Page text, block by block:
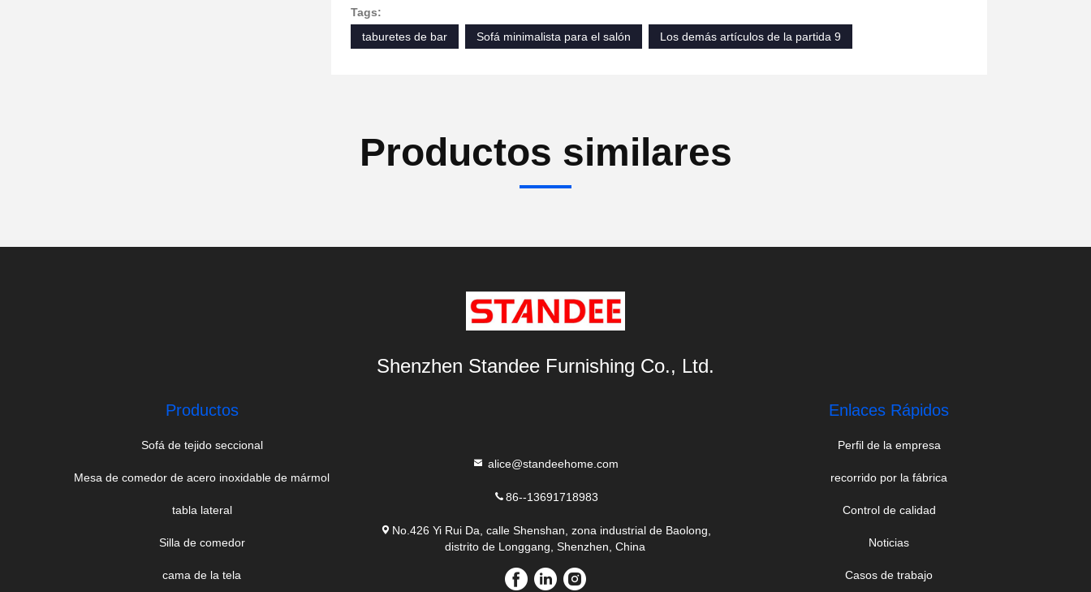
Tags:
taburetes de bar
Sofá minimalista para el salón Los demás artículos de la partida 9
Productos similares
Shenzhen Standee Furnishing Co., Ltd.
Productos
Sofá de tejido seccional
Mesa de comedor de acero inoxidable de mármol
tabla lateral
Silla de comedor
cama de la tela
alice@standeehome.com
86--13691718983
No.426 Yi Rui Da, calle Shenshan, zona industrial de Baolong,
distrito de Longgang, Shenzhen, China
Enlaces Rápidos
Perfil de la empresa
recorrido por la fábrica
Control de calidad
Noticias
Casos de trabajo